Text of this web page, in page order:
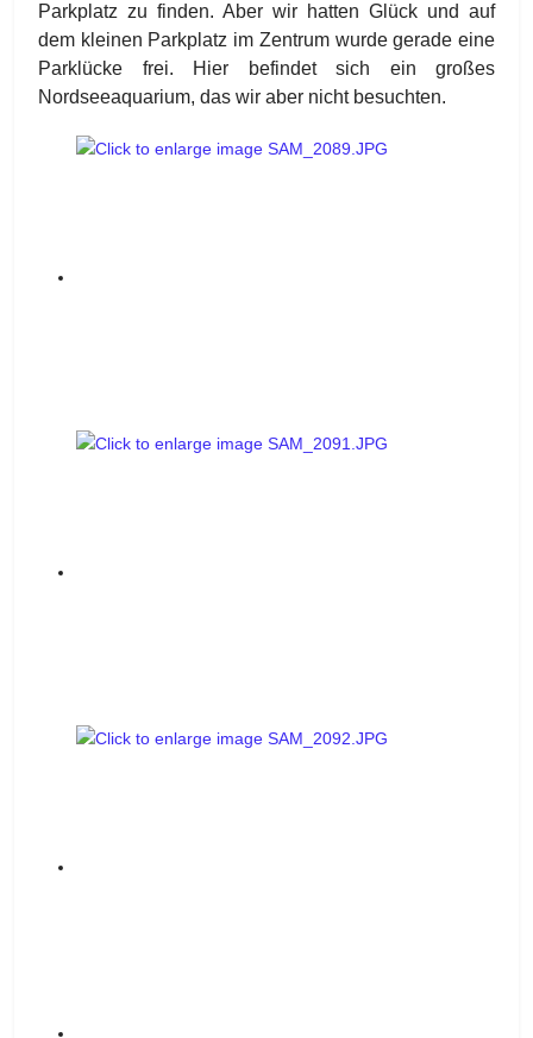
Parkplatz zu finden. Aber wir hatten Glück und auf
dem kleinen Parkplatz im Zentrum wurde gerade eine
Parklücke frei. Hier befindet sich ein großes
Nordseeaquarium, das wir aber nicht besuchten.